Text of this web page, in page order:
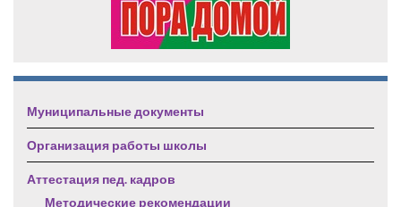
Муниципальные документы
Организация работы школы
Аттестация пед. кадров
Методические рекомендации